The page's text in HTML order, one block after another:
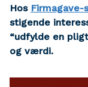
Hos Firmagave-
stigende
“udfylde en
og værdi.